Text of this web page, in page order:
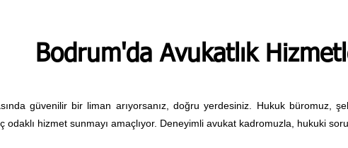
Bodrum'da Avukatlık
güvenilir bir liman arıyorsanız, doğru yerdesiniz. Hukuk büromuz,
odaklı hizmet sunmayı amaçlıyor. Deneyimli avukat kadromuzla, hukuki